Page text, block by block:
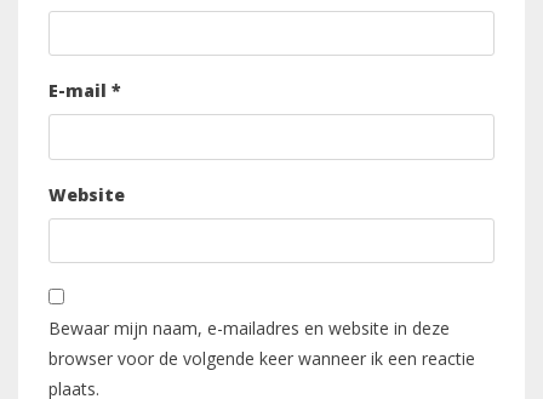
E-mail *
Website
Bewaar mijn naam, e-mailadres en website in deze
browser voor de volgende keer wanneer ik een reactie
plaats.